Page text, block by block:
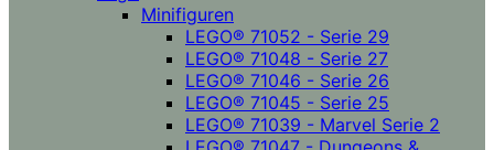
Minifiguren
LEGO® 71052 - Serie 29
LEGO® 71048 - Serie 27
LEGO® 71046 - Serie 26
LEGO® 71045 - Serie 25
LEGO® 71039 - Marvel Serie 2